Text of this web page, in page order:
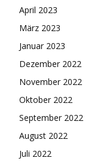
April 2023
März 2023
Januar 2023
Dezember 2022
November 2022
Oktober 2022
September 2022
August 2022
Juli 2022